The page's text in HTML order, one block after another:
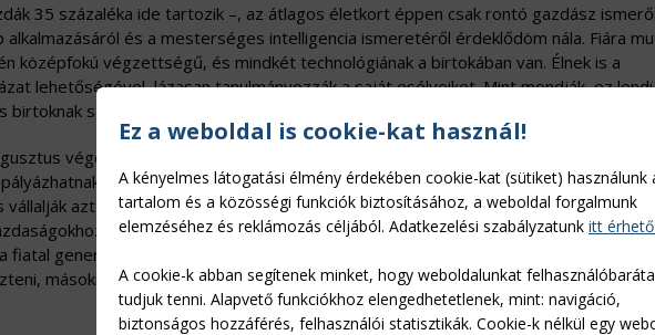
35 százaléka ide tartozik –, az átlagos életkort éppen csak rontó gazdász
és a mesterséges intelligencia ismeretéről érdeklődöm nála. Fiára
középfokú végzettségű, és mindkét technológiának a birtokában van. Élnek is a
lehetőségével, lázasan tanulmányozzák a saját esélyeiket. Mint mondják, ez
birtoknak számító gazdaságuk fejlődésének.
végétől adhatók be, céljuk a sikeres generációváltás, a családi gazdaságok
sikeresen, akik az átadás befejezéséig elérik az öregségi nyugdíj
azt is, hogy az átadás után befejezik mezőgazdasági tevékenységüket. A
tartozó összes vagyonelemet – föld, ingatlanok, gépek, vagyoni értékű
generációnak. A pályázok megmenekülnek a szokásos bürokráciától is, a
másoknak nincs elővásárlási joga a földekre. Az adás-vételhez azonban szükség
Ez a weboldal is cookie-kat használ!
A kényelmes látogatási élmény érdekében cookie-kat (sütiket) használunk
tartalom és a közösségi funkciók biztosításához, a weboldal forgalmunk
elemzéséhez és reklámozás céljából. Adatkezelési szabályzatunk itt
A cookie-k abban segítenek minket, hogy weboldalunkat
tudjuk tenni. Alapvető funkciókhoz elengedhetetlenek, mint: navigáció,
biztonságos hozzáférés, felhasználói statisztikák. Cookie-k nélkül egy